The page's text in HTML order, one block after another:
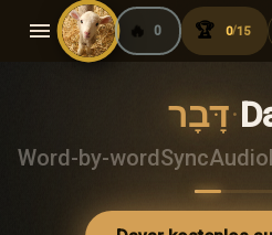
menu 🔥 0 🏆 0/15
דָּבָר·
Word-by-wordSyncAudio